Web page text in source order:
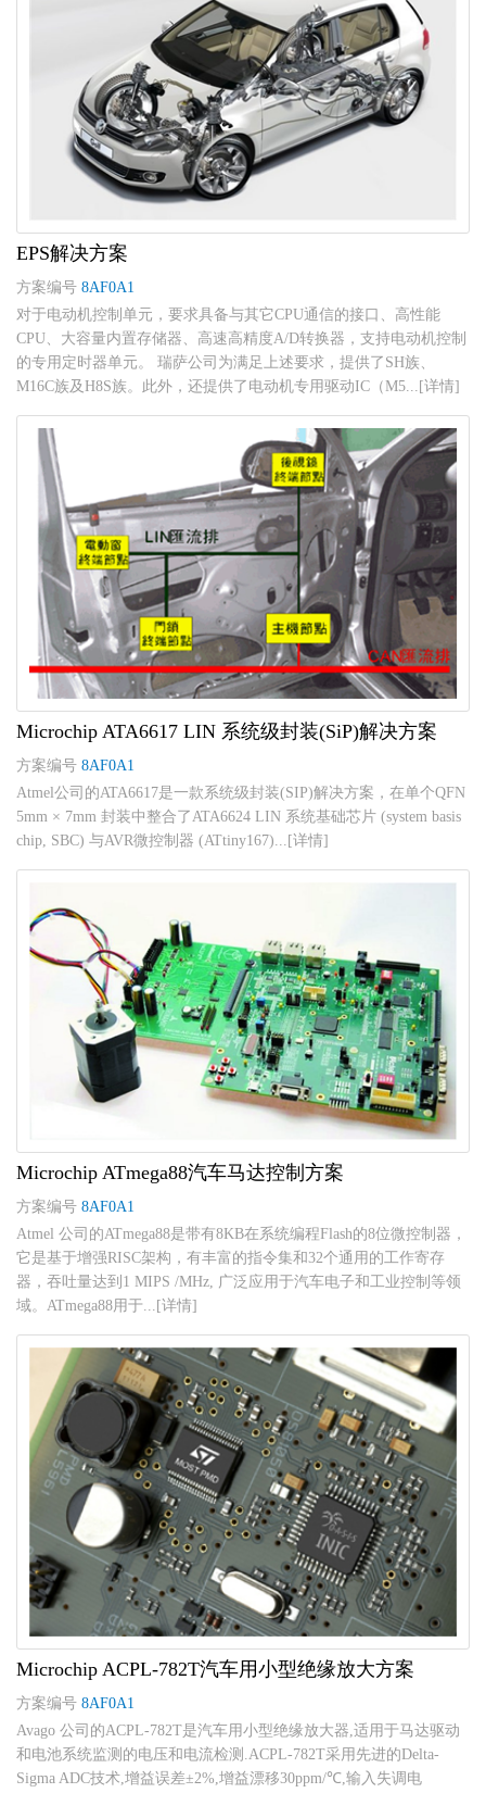
EPS解决方案
方案编号 8AF0A1
对于电动机控制单元，要求具备与其它CPU通信的接口、高性能
CPU、大容量内置存储器、高速高精度A/D转换器，支持电动机控制
的专用定时器单元。 瑞萨公司为满足上述要求，提供了SH族、
M16C族及H8S族。此外，还提供了电动机专用驱动IC（M5...[详情]
Microchip ATA6617 LIN 系统级封装(SiP)解决方案
方案编号 8AF0A1
Atmel公司的ATA6617是一款系统级封装(SIP)解决方案，在单个QFN
5mm × 7mm 封装中整合了ATA6624 LIN 系统基础芯片 (system basis
chip, SBC) 与AVR微控制器 (ATtiny167)...[详情]
Microchip ATmega88汽车马达控制方案
方案编号 8AF0A1
Atmel 公司的ATmega88是带有8KB在系统编程Flash的8位微控制器，
它是基于增强RISC架构，有丰富的指令集和32个通用的工作寄存
器，吞吐量达到1 MIPS /MHz, 广泛应用于汽车电子和工业控制等领
域。ATmega88用于...[详情]
Microchip ACPL-782T汽车用小型绝缘放大方案
方案编号 8AF0A1
Avago 公司的ACPL-782T是汽车用小型绝缘放大器,适用于马达驱动
和电池系统监测的电压和电流检测.ACPL-782T采用先进的Delta-
Sigma ADC技术,增益误差±2%,增益漂移30ppm/℃,输入失调电